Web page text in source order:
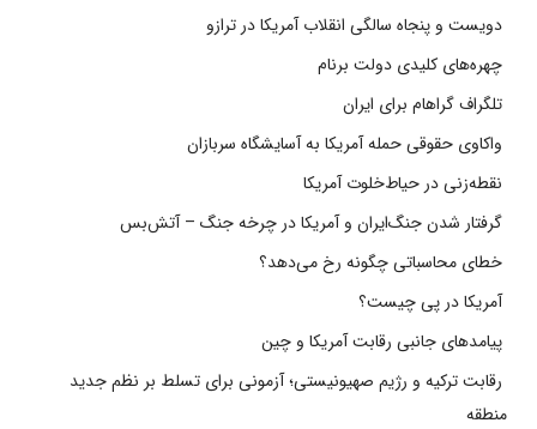
دویست و پنجاه سالگی انقلاب آمریکا در ترازو
چهره‌های کلیدی دولت برنام
تلگراف گراهام برای ایران
واکاوی حقوقی حمله آمریکا به آسایشگاه سربازان
نقطه‌زنی در حیاط‌خلوت آمریکا
گرفتار شدن جنگ‌ایران و آمریکا در چرخه جنگ – آتش‌بس
خطای محاسباتی چگونه رخ می‌دهد؟
آمریکا در پی چیست؟
پیامدهای جانبی رقابت آمریکا و چین
رقابت ترکیه و رژیم صهیونیستی؛ آزمونی برای تسلط بر نظم جدید
منطقه